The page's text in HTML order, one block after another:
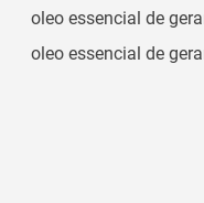
oleo essencial de
oleo essencial de